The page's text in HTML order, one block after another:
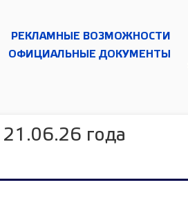
РЕКЛАМНЫЕ ВОЗМОЖНОСТИ
ОФИЦИАЛЬНЫЕ ДОКУМЕНТЫ
года